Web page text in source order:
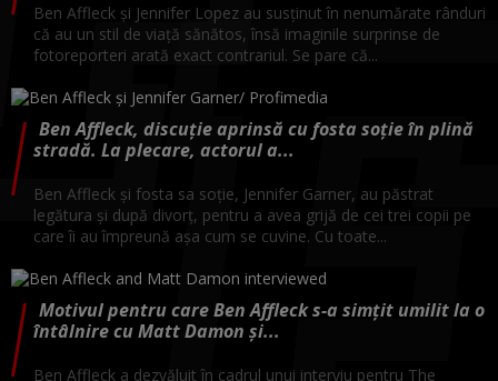
Ben Affleck și Jennifer Lopez au susținut în nenumărate rânduri
că au un stil de viață sănătos, însă imaginile surprinse de
fotoreporteri arată exact contrariul. Se pare că...
Ben Affleck, discuție aprinsă cu fosta soție în plină
stradă. La plecare, actorul a...
Ben Affleck și fosta sa soție, Jennifer Garner, au păstrat
legătura și după divorț, pentru a avea grijă de cei trei copii pe
care îi au împreună așa cum se cuvine. Cu toate...
Motivul pentru care Ben Affleck s-a simțit umilit la o
întâlnire cu Matt Damon și...
Ben Affleck a dezvăluit în cadrul unui interviu pentru The